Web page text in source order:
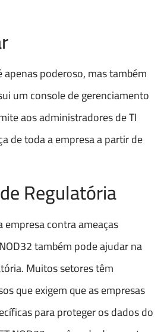
apenas poderoso, mas também
um console de gerenciamento
aos administradores de TI
de toda a empresa a partir de
Regulatória
contra ameaças
também pode ajudar na
Muitos setores têm
que exigem que as empresas
para proteger os dados do